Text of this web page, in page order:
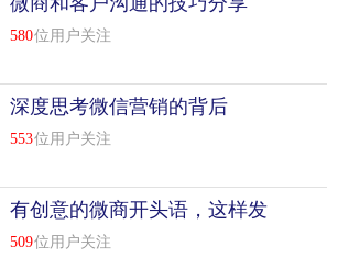
580位用户关注
深度思考微信营销的背后
553位用户关注
有创意的微商开头语，这样发
朋友圈成交率翻十倍！
509位用户关注